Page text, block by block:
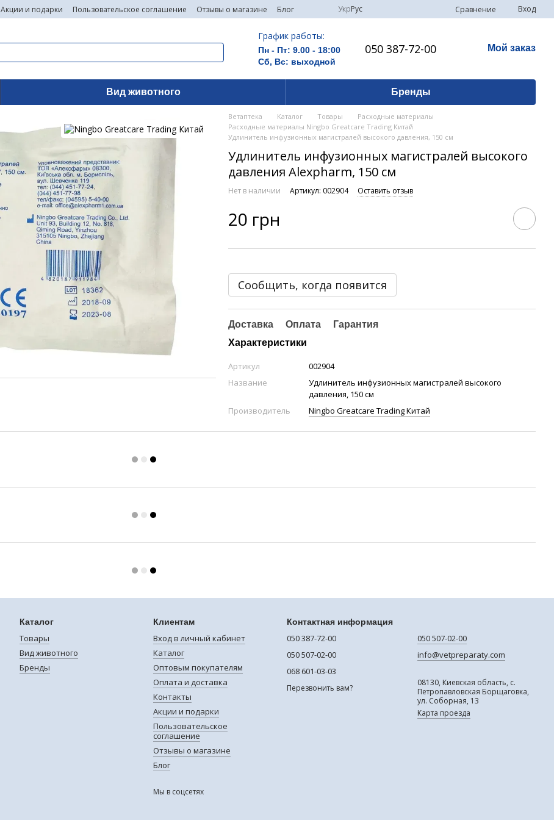
Акции и подарки Пользовательское соглашение Отзывы о магазине Блог УкрРус Сравнение Вход
График работы:
Пн - Пт: 9.00 - 18:00
Сб, Вс: выходной
050 387-72-00 Мой заказ
Вид животного Бренды
Ветаптека Каталог Товары
Расходные материалы
Расходные материалы Ningbo Greatcare Trading Китай
Удлинитель инфузионных магистралей высокого давления, 150 см
Удлинитель инфузионных магистралей высокого
давления Alexpharm, 150 см
Нет в наличии Артикул: 002904 Оставить отзыв
20 грн
Сообщить, когда появится
Доставка Оплата
Гарантия
Характеристики
Артикул
002904
Название
Удлинитель инфузионных магистралей высокого
давления, 150 см
Производитель
Ningbo Greatcare Trading Китай
Каталог
Товары
Вид животного
Бренды
Клиентам
Вход в личный кабинет
Каталог
Оптовым покупателям
Оплата и доставка
Контакты
Акции и подарки
Пользовательское
соглашение
Отзывы о магазине
Блог
Мы в соцсетях
Контактная информация
050 387-72-00
050 507-02-00
068 601-03-03
Перезвонить вам?
050 507-02-00
info@vetpreparaty.com
08130, Киевская область, с.
Петропавловская Борщаговка,
ул. Соборная, 13
Карта проезда